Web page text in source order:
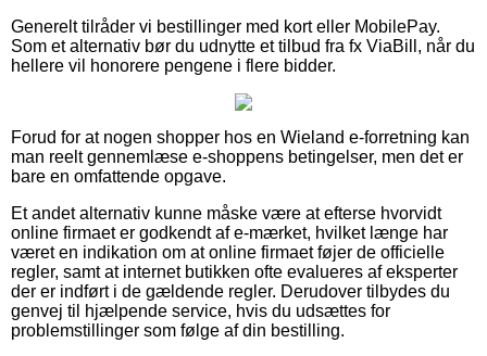
Generelt tilråder vi bestillinger med kort eller MobilePay.
Som et alternativ bør du udnytte et tilbud fra fx ViaBill, når du
hellere vil honorere pengene i flere bidder.
Forud for at nogen shopper hos en Wieland e-forretning kan
man reelt gennemlæse e-shoppens betingelser, men det er
bare en omfattende opgave.
Et andet alternativ kunne måske være at efterse hvorvidt
online firmaet er godkendt af e-mærket, hvilket længe har
været en indikation om at online firmaet føjer de officielle
regler, samt at internet butikken ofte evalueres af eksperter
der er indført i de gældende regler. Derudover tilbydes du
genvej til hjælpende service, hvis du udsættes for
problemstillinger som følge af din bestilling.